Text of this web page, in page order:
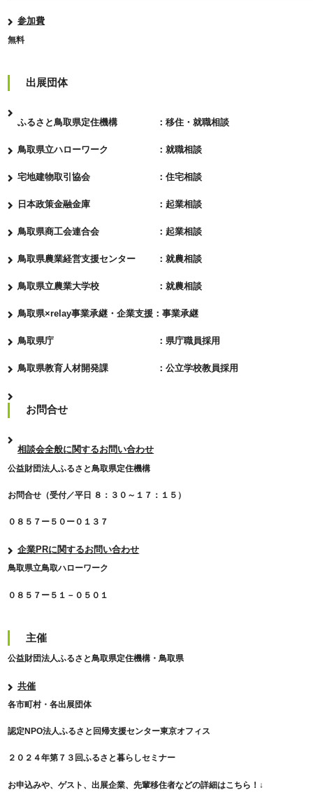
参加費
無料
出展団体
ふるさと鳥取県定住機構 ：移住・就職相談
鳥取県立ハローワーク ：就職相談
宅地建物取引協会 ：住宅相談
日本政策金融金庫 ：起業相談
鳥取県商工会連合会 ：起業相談
鳥取県農業経営支援センター ：就農相談
鳥取県立農業大学校 ：就農相談
鳥取県×relay事業承継・企業支援：事業承継
鳥取県庁 ：県庁職員採用
鳥取県教育人材開発課 ：公立学校教員採用
お問合せ
相談会全般に関するお問い合わせ
公益財団法人ふるさと鳥取県定住機構
お問合せ（受付／平日 ８：３０～１７：１５）
０８５７ー５０ー０１３７
企業PRに関するお問い合わせ
鳥取県立鳥取ハローワーク
０８５７ー５１－０５０１
主催
公益財団法人ふるさと鳥取県定住機構・鳥取県
共催
各市町村・各出展団体
認定NPO法人ふるさと回帰支援センター東京オフィス
２０２４年第７３回ふるさと暮らしセミナー
お申込みや、ゲスト、出展企業、先輩移住者などの詳細はこちら！↓